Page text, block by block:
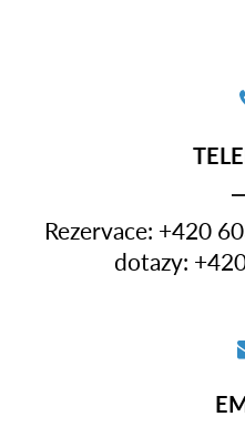
Rezervace: +420
dotazy: